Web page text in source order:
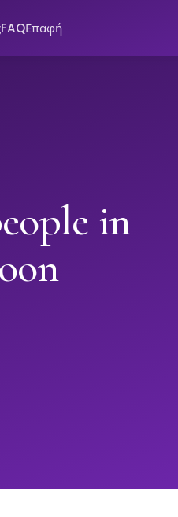
FAQΕπαφή
in